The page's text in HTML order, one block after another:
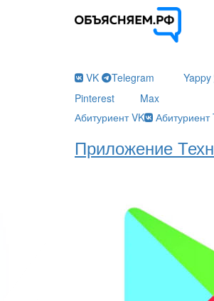
VK Telegram Yappy
Pinterest
Max
Абитуриент VK
Абитуриент
Приложение